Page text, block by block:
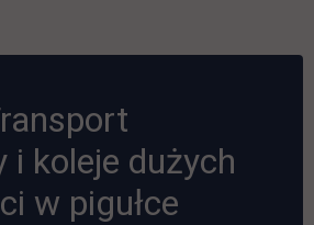
i koleje dużych
w pigułce